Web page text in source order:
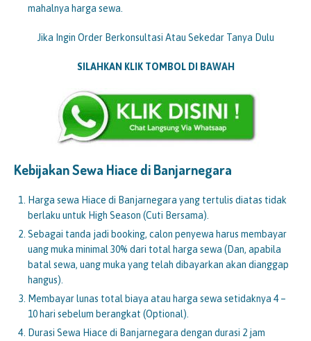
mahalnya harga sewa.
Jika Ingin Order Berkonsultasi Atau Sekedar Tanya Dulu
SILAHKAN KLIK TOMBOL DI BAWAH
Kebijakan Sewa Hiace di Banjarnegara
Harga sewa Hiace di Banjarnegara yang tertulis diatas tidak
berlaku untuk High Season (Cuti Bersama).
Sebagai tanda jadi booking, calon penyewa harus membayar
uang muka minimal 30% dari total harga sewa (Dan, apabila
batal sewa, uang muka yang telah dibayarkan akan dianggap
hangus).
Membayar lunas total biaya atau harga sewa setidaknya 4 –
10 hari sebelum berangkat (Optional).
Durasi Sewa Hiace di Banjarnegara dengan durasi 2 jam